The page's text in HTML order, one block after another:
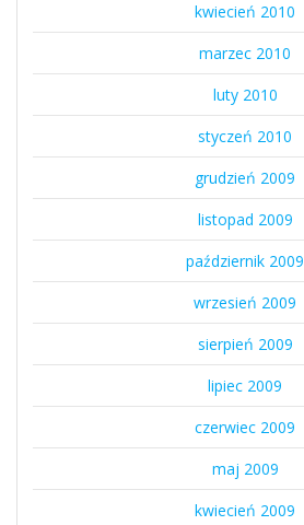
kwiecień 2010
marzec 2010
luty 2010
styczeń 2010
grudzień 2009
listopad 2009
październik 2009
wrzesień 2009
sierpień 2009
lipiec 2009
czerwiec 2009
maj 2009
kwiecień 2009